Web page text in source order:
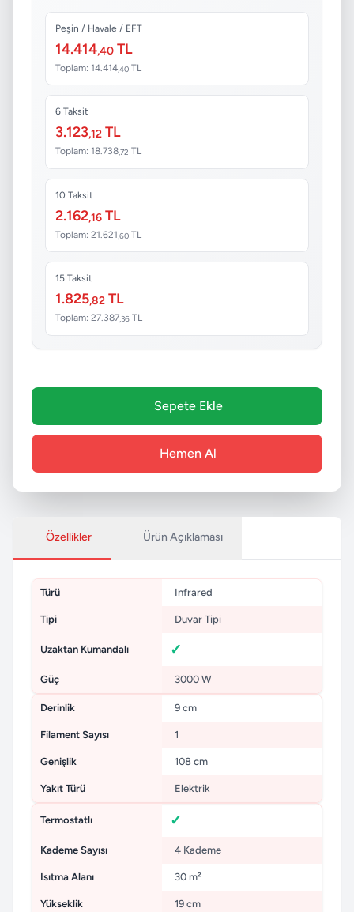
Peşin / Havale / EFT
14.414,40 TL
Toplam: 14.414,40 TL
6 Taksit
3.123,12 TL
Toplam: 18.738,72 TL
10 Taksit
2.162,16 TL
Toplam: 21.621 ,60 TL
15 Taksit
1.825,82 TL
Toplam: 27.387,36 TL
Sepete Ekle
Hemen Al
Özellikler Ürün Açıklaması
Türü Infrared
Tipi Duvar Tipi
Uzaktan Kumandalı
Güç 3000 W
Derinlik 9 cm
Filament Sayısı 1
Genişlik 108 cm
Yakıt Türü Elektrik
Termostatlı
Kademe Sayısı 4 Kademe
Isıtma Alanı 30 m²
Yükseklik 19 cm